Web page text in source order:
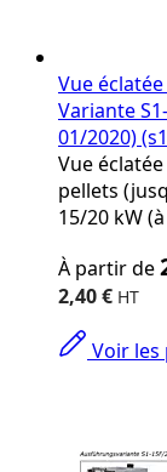
Vue
Variante
01/2020)
Vue
pellets
15/20 kW
price
depends
the
the
À partir de
2,40 €
Voir les